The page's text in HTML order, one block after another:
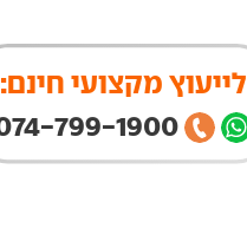
לייעוץ מקצועי חינם:
074-799-1900